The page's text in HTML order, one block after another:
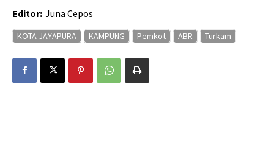
Editor: Juna Cepos
KOTA JAYAPURA KAMPUNG Pemkot ABR Turkam